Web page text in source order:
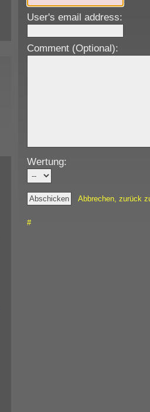
User's email address:
Comment (Optional):
Wertung:
Abbrechen, zurück
#